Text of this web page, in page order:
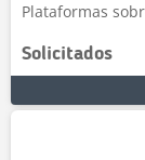
Plataformas
Solicitados